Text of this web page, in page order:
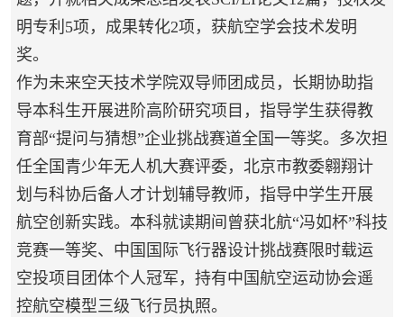
明专利5项，成果转化2项， 获航空学会技术发明
奖。
作为未来空天技术学院双导师团成员，长期协助指
导本科生开展进阶高阶研究项目，指导学生获得教
育部“提问与猜想”企业挑战赛道全国一等奖。多次担
任全国青少年无人机大赛评委，北京市教委翱翔计
划与科协后备人才计划辅导教师，指导中学生开展
航空创新实践。本科就读期间曾获北航“冯如杯”科技
竞赛一等奖、中国国际飞行器设计挑战赛限时载运
空投项目团体个人冠军，持有中国航空运动协会遥
控航空模型三级飞行员执照。